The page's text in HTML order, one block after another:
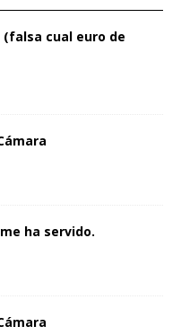
cual euro de
ha servido.